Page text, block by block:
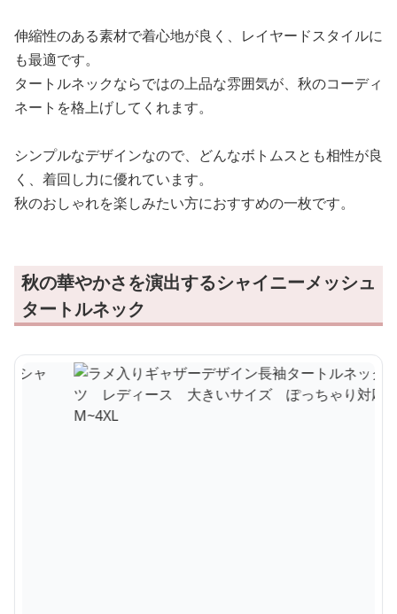
伸縮性のある素材で着心地が良く、レイヤードスタイルに
も最適です。
タートルネックならではの上品な雰囲気が、秋のコーディ
ネートを格上げしてくれます。
シンプルなデザインなので、どんなボトムスとも相性が良
く、着回し力に優れています。
秋のおしゃれを楽しみたい方におすすめの一枚です。
秋の華やかさを演出するシャイニーメッシュ
タートルネック